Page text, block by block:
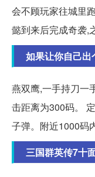
会不顾玩家往城里
懿到来后完成奇袭,
如果让你自己
燕双鹰,一手持刀一
击距离为300码。
子弹。附近1000码
三国群英传7十